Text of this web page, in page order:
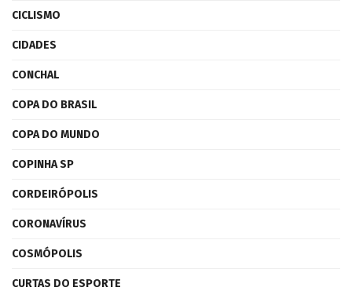
CICLISMO
CIDADES
CONCHAL
COPA DO BRASIL
COPA DO MUNDO
COPINHA SP
CORDEIRÓPOLIS
CORONAVÍRUS
COSMÓPOLIS
CURTAS DO ESPORTE